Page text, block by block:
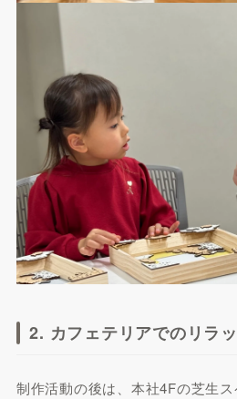
2. カフェテリアでのリラ
制作活動の後は、本社4Fの芝生